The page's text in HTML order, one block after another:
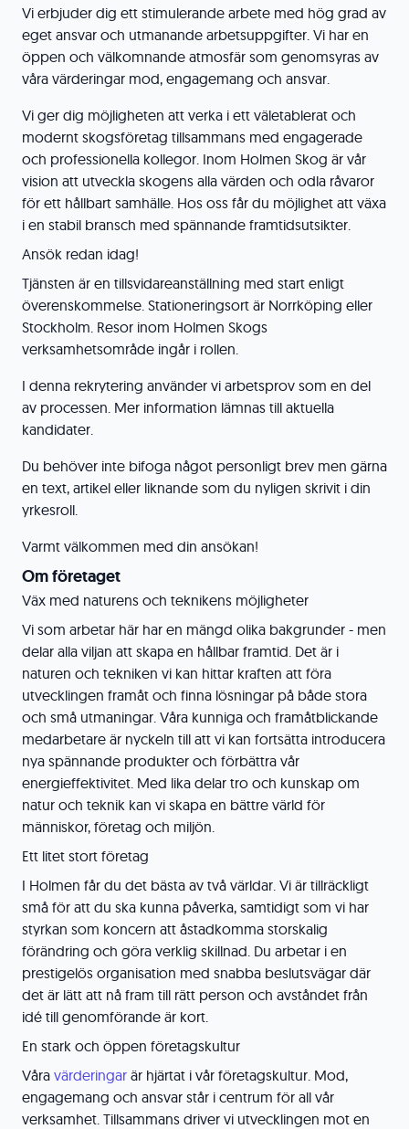
Vi erbjuder dig ett stimulerande arbete med hög grad av
eget ansvar och utmanande arbetsuppgifter. Vi har en
öppen och välkomnande atmosfär som genomsyras av
våra värderingar mod, engagemang och ansvar.
Vi ger dig möjligheten att verka i ett väletablerat och
modernt skogsföretag tillsammans med engagerade
och professionella kollegor. Inom Holmen Skog är vår
vision att utveckla skogens alla värden och odla råvaror
för ett hållbart samhälle. Hos oss får du möjlighet att växa
i en stabil bransch med spännande framtidsutsikter.
Ansök redan idag!
Tjänsten är en tillsvidareanställning med start enligt
överenskommelse. Stationeringsort är Norrköping eller
Stockholm. Resor inom Holmen Skogs
verksamhetsområde ingår i rollen.
I denna rekrytering använder vi arbetsprov som en del
av processen. Mer information lämnas till aktuella
kandidater.
Du behöver inte bifoga något personligt brev men gärna
en text, artikel eller liknande som du nyligen skrivit i din
yrkesroll.
Varmt välkommen med din ansökan!
Om företaget
Väx med naturens och teknikens möjligheter
Vi som arbetar här har en mängd olika bakgrunder - men
delar alla viljan att skapa en hållbar framtid. Det är i
naturen och tekniken vi kan hittar kraften att föra
utvecklingen framåt och finna lösningar på både stora
och små utmaningar. Våra kunniga och framåtblickande
medarbetare är nyckeln till att vi kan fortsätta introducera
nya spännande produkter och förbättra vår
energieffektivitet. Med lika delar tro och kunskap om
natur och teknik kan vi skapa en bättre värld för
människor, företag och miljön.
Ett litet stort företag
I Holmen får du det bästa av två världar. Vi är tillräckligt
små för att du ska kunna påverka, samtidigt som vi har
styrkan som koncern att åstadkomma storskalig
förändring och göra verklig skillnad. Du arbetar i en
prestigelös organisation med snabba beslutsvägar där
det är lätt att nå fram till rätt person och avståndet från
idé till genomförande är kort.
En stark och öppen företagskultur
Våra värderingar är hjärtat i vår företagskultur. Mod,
engagemang och ansvar står i centrum för all vår
verksamhet. Tillsammans driver vi utvecklingen mot en